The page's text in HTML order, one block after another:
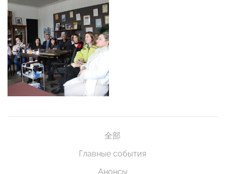
全部
Главные события
Анонсы